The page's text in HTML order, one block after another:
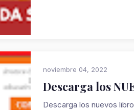
noviembre 04, 2022
Descarga los
Descarga los nuevos